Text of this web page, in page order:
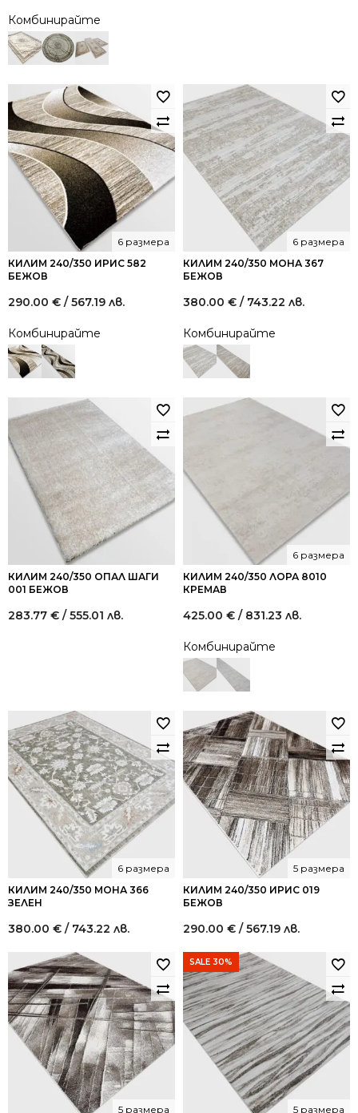
Комбинирайте
КИЛИМ 240/350 ИРИС 582
БЕЖОВ
6 размера
290.00 € / 567.19 лв.
Комбинирайте
КИЛИМ 240/350 МОНА 367
БЕЖОВ
6 размера
380.00 € / 743.22 лв.
Комбинирайте
КИЛИМ 240/350 ОПАЛ ШАГИ
001 БЕЖОВ
283.77 € / 555.01 лв.
КИЛИМ 240/350 ЛОРА 8010
КРЕМАВ
6 размера
425.00 € / 831.23 лв.
Комбинирайте
КИЛИМ 240/350 МОНА 366
ЗЕЛЕН
6 размера
380.00 € / 743.22 лв.
КИЛИМ 240/350 ИРИС 019
БЕЖОВ
5 размера
290.00 € / 567.19 лв.
5 размера
SALE 30%
5 размера